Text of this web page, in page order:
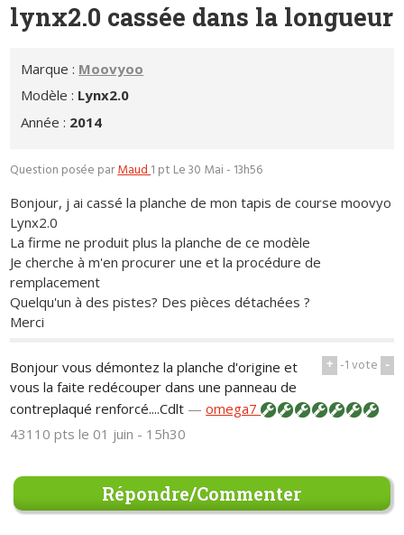
lynx2.0 cassée dans la longueur
Marque : Moovyoo
Modèle : Lynx2.0
Année : 2014
Question posée parMaud1 pt Le 30 Mai - 13h56
Bonjour, j ai cassé la planche de mon tapis de course moovyo
Lynx2.0
La firme ne produit plus la planche de ce modèle
Je cherche à m'en procurer une et la procédure de
remplacement
Quelqu'un à des pistes? Des pièces détachées ?
Merci
+ -1vote -
Bonjour vous démontez la planche d'origine et
vous la faite redécouper dans une panneau de
contreplaqué renforcé....Cdlt —omega7
43110 ptsle 01 juin - 15h30
Répondre/Commenter